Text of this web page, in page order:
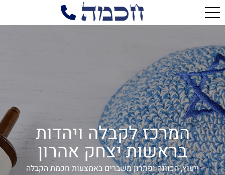
המרכז לקבלה ויהדות
בראשות יצחק אהרון
ייעוץ, הכוונה ופתרון משברים באמצעות חכמת הקבלה